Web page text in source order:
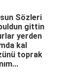
Sözleri
gittin
yerden
kal
toprak